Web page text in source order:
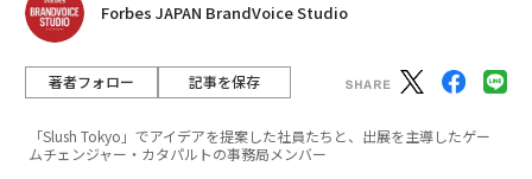
Forbes JAPAN BrandVoice Studio
著者フォロー 記事を保存
「Slush Tokyo」でアイデアを提案した社員たちと、出展を主導したゲー
ムチェンジャー・カタパルトの事務局メンバー